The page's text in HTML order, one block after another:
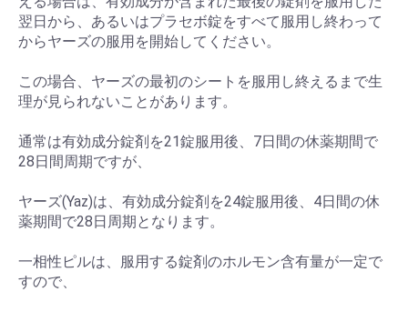
翌日から、あるいはプラセボ錠をすべて服用し終わって
からヤーズの服用を開始してください。
この場合、ヤーズの最初のシートを服用し終えるまで生
理が見られないことがあります。
通常は有効成分錠剤を21錠服用後、7日間の休薬期間で
28日間周期ですが、
ヤーズ(Yaz)は、有効成分錠剤を24錠服用後、4日間の休
薬期間で28日周期となります。
一相性ピルは、服用する錠剤のホルモン含有量が一定で
すので、